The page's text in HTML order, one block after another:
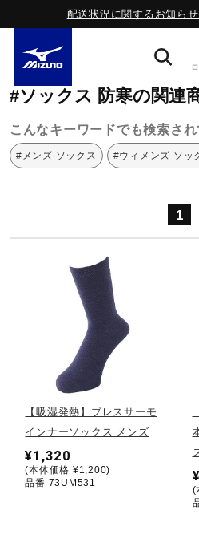
配送状況に関するお知ら
ライフスタイルウエ
サッカー／フットサル
トレーニング
野球
ゴルフ
ミズノ公式オンライン
#ソックス 防寒の関連
こんなキーワードでも検索さ
#メンズ ソックス #ウィメンズ ソッ
1
【吸湿発熱】ブレスサーモ
インナーソックス メンズ
¥1,320
(本体価格 ¥1,200)
品番 73UM531
(